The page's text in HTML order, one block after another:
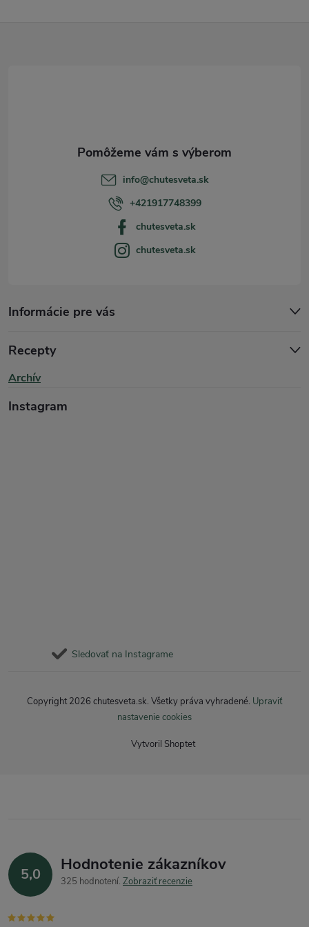
info@chutesveta.sk
+421917748399
chutesveta.sk
chutesveta.sk
Informácie pre vás
Recepty
Archív
Instagram
Sledovať na Instagrame
Vytvoril Shoptet
Copyright 2026 chutesveta.sk. Všetky práva vyhradené. Upraviť
nastavenie cookies
5,0 Hodnotenie zákazníkov
325 hodnotení Zobraziť recenzie